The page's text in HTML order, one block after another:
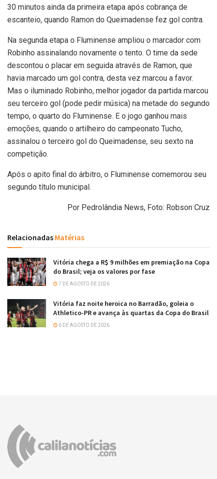
30 minutos ainda da primeira etapa após cobrança de
escanteio, quando Ramon do Queimadense fez gol contra.
Na segunda etapa o Fluminense ampliou o marcador com
Robinho assinalando novamente o tento. O time da sede
descontou o placar em seguida através de Ramon, que
havia marcado um gol contra, desta vez marcou a favor.
Mas o iluminado Robinho, melhor jogador da partida marcou
seu terceiro gol (pode pedir música) na metade do segundo
tempo, o quarto do Fluminense. E o jogo ganhou mais
emoções, quando o artilheiro do campeonato Tucho,
assinalou o terceiro gol do Queimadense, seu sexto na
competição.
Após o apito final do árbitro, o Fluminense comemorou seu
segundo título municipal.
Por Pedrolândia News, Foto: Robson Cruz
Relacionadas Matérias
Vitória chega a R$ 9 milhões em premiação na Copa
do Brasil; veja os valores por fase
7 DE AGOSTO DE 2026
Vitória faz noite heroica no Barradão, goleia o
Athletico-PR e avança às quartas da Copa do Brasil
6 DE AGOSTO DE 2026